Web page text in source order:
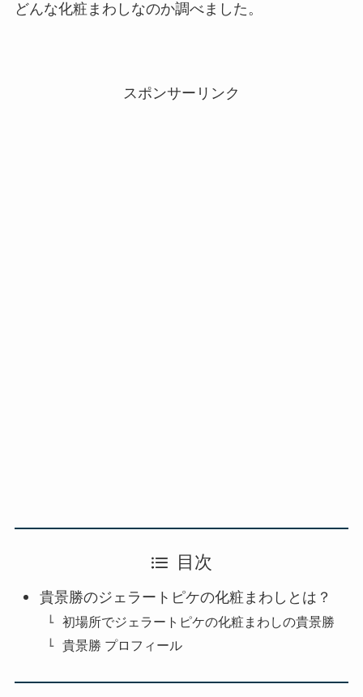
どんな化粧まわしなのか調べました。
スポンサーリンク
目次
貴景勝のジェラートピケの化粧まわしとは？
初場所でジェラートピケの化粧まわしの貴景勝
貴景勝 プロフィール